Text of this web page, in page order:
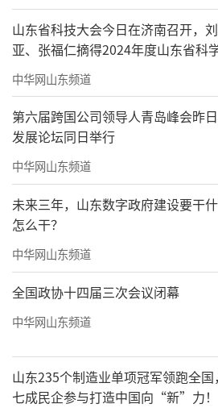
山东省科技大会今日在济南召开，
亚、张福仁摘得2024年度山东省科
奖最高奖！
中华网山东频道
第六届跨国公司领导人青岛峰会昨
发展论坛同日举行
中华网山东频道
未来三年，山东数字政府建设要干什
怎么干？
中华网山东频道
全国政协十四届三次会议闭幕
中华网山东频道
山东235个制造业单项冠军领跑全国
七成民企参与打造中国向“新”力！